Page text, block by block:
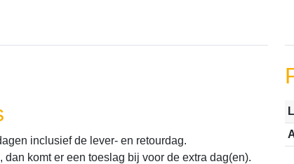
inclusief de lever- en retourdag.
komt er een toeslag bij voor de extra dag(en).